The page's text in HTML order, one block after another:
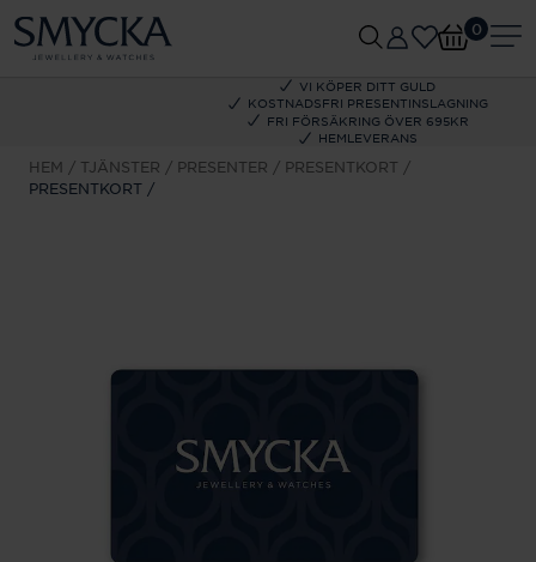
VI KÖPER DITT GULD
KOSTNADSFRI PRESENTINSLAGNING
FRI FÖRSÄKRING ÖVER 695KR
HEMLEVERANS
0
HEM TJÄNSTER PRESENTER
PRESENTKORT
PRESENTKORT